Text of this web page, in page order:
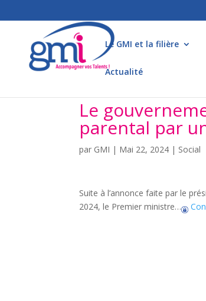
Le GMI et la filière
Actualité
Le
parental par
par GMI | Mai 22, 2024 | Social
Suite à l’annonce faite par le
2024, le Premier ministre…